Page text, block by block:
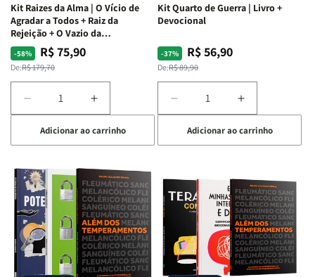
Kit Raizes da Alma | O Vício de
Agradar a Todos + Raiz da
Rejeição + O Vazio da
Insatisfação.
-58%
Preço
normal
De:R$ 179,70
Preço
promocional
R$ 75,90
Diminuir
a
quantidade
de
Raizes
da
Alma
|
O
Vício
Aumentar
a
quantidade
de
Raizes
da
Alma
|
O
Vício
de
Adicionar ao carrinho
Kit Quarto de Guerra | Livro +
Devocional
-37%
Preço
normal
De:R$ 89,90
Preço
promocional
R$ 56,90
Diminuir
a
quantidade
de
Quarto
de
Guerra
Livro
+
Devocional
Aumentar
a
quantidade
de
Quarto
de
Guerra
|
Livro
+
Devocional
Adicionar ao carrinho